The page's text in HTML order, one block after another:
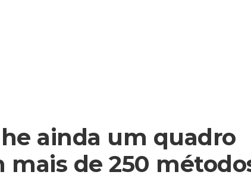
ainda um quadro
mais de 250